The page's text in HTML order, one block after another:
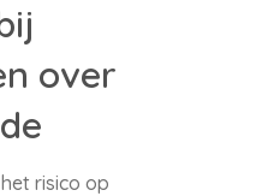
over
risico op